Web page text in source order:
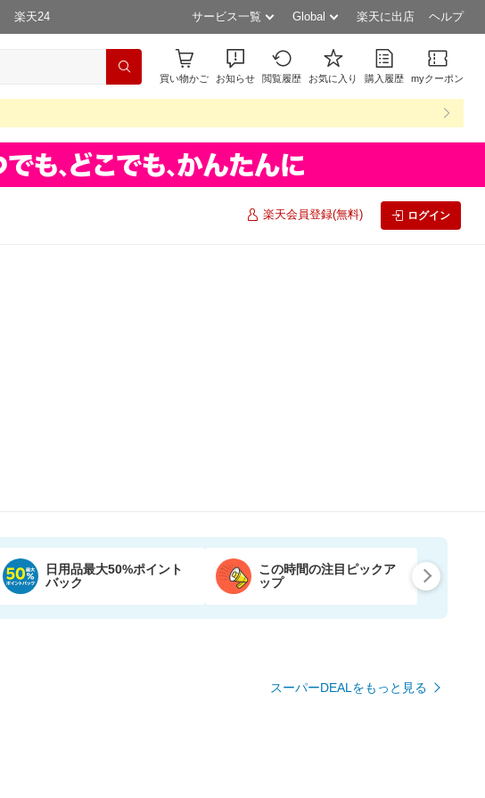
楽天24 サービス一覧 Global 楽天に出店 ヘルプ
買い物かご お知らせ 閲覧履歴 お気に入り 購入履歴 myクーポン
楽天会員登録(無料) ログイン
日用品最大50%ポイント
バック
この時間の注目ピックア
ップ
スーパーDEALをもっと見る